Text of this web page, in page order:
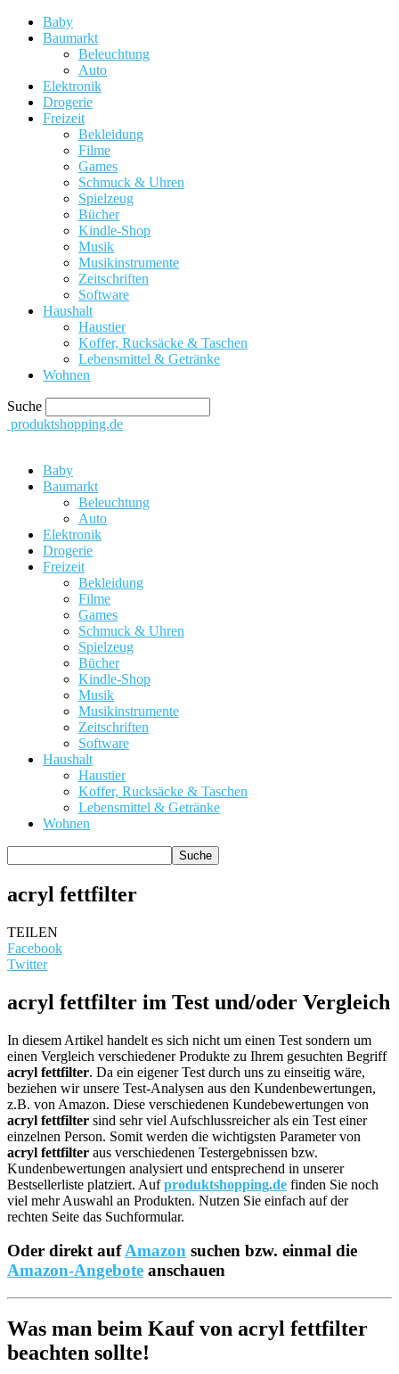
Baby
Baumarkt
Beleuchtung
Auto
Elektronik
Drogerie
Freizeit
Bekleidung
Filme
Games
Schmuck & Uhren
Spielzeug
Bücher
Kindle-Shop
Musik
Musikinstrumente
Zeitschriften
Software
Haushalt
Haustier
Koffer, Rucksäcke & Taschen
Lebensmittel & Getränke
Wohnen
Suche
produktshopping.de
Baby
Baumarkt
Beleuchtung
Auto
Elektronik
Drogerie
Freizeit
Bekleidung
Filme
Games
Schmuck & Uhren
Spielzeug
Bücher
Kindle-Shop
Musik
Musikinstrumente
Zeitschriften
Software
Haushalt
Haustier
Koffer, Rucksäcke & Taschen
Lebensmittel & Getränke
Wohnen
acryl fettfilter
TEILEN
Facebook
Twitter
acryl fettfilter im Test und/oder Vergleich
In diesem Artikel handelt es sich nicht um einen Test sondern um
einen Vergleich verschiedener Produkte zu Ihrem gesuchten Begriff
acryl fettfilter. Da ein eigener Test durch uns zu einseitig wäre,
beziehen wir unsere Test-Analysen aus den Kundenbewertungen,
z.B. von Amazon. Diese verschiedenen Kundebewertungen von
acryl fettfilter sind sehr viel Aufschlussreicher als ein Test einer
einzelnen Person. Somit werden die wichtigsten Parameter von
acryl fettfilter aus verschiedenen Testergebnissen bzw.
Kundenbewertungen analysiert und entsprechend in unserer
Bestsellerliste platziert. Aufproduktshopping.de finden Sie noch
viel mehr Auswahl an Produkten. Nutzen Sie einfach auf der
rechten Seite das Suchformular.
Oder direkt aufAmazon suchen bzw. einmal die
Amazon-Angebote anschauen
Was man beim Kauf von acryl fettfilter
beachten sollte!